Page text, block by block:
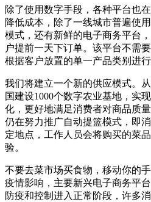
除了使用数字手段，各种平台也
降低成本，除了一线城市普遍使
模式，还有新鲜的电子商务平台
户提前一天下订单。该平台不需
根据客户放置的单一产品类别进
我们将建立一个新的供应模式。
国建设1000个数字农业基地，实
化，更好地满足消费者对商品质
仍在努力推广自动提篮模式，即
定地点，工作人员会将购买的菜
验。
不要去菜市场买食物，移动你的
疫情影响，主要新兴电子商务平
防疫和控制进入正常阶段，许多